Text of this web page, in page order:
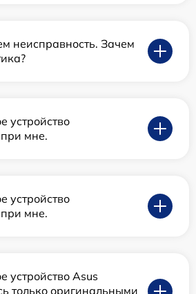
неисправность. Зачем
устройство
мне.
устройство
мне.
устройство Asus
только оригинальными